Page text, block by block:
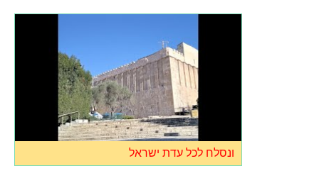
ונסלח לכל עדת ישראל